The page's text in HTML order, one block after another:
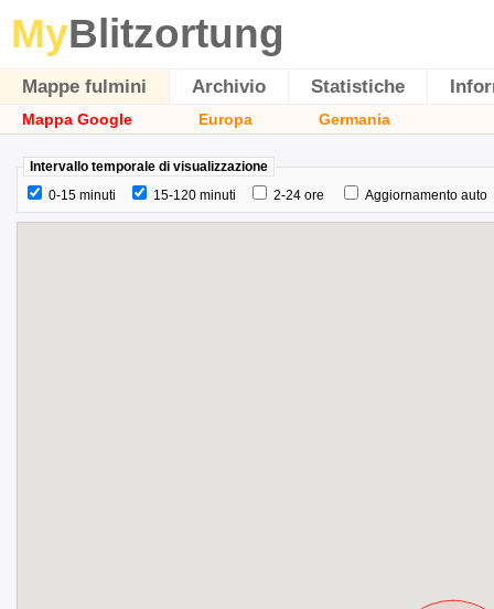
MyBlitzortung
Mappe fulmini Archivio Statistiche
Mappa Google Europa Germania
Intervallo temporale di visualizzazione
0-15 minuti
15-120 minuti 2-24 ore Aggiornamento auto